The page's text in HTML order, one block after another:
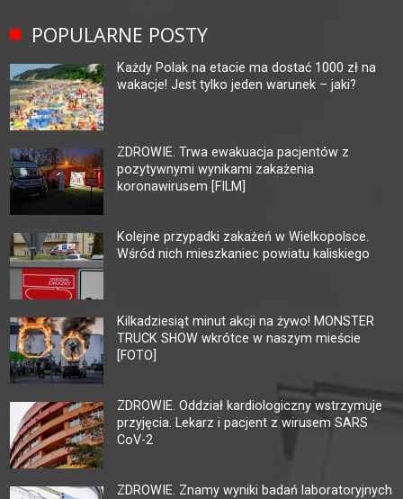
POPULARNE POSTY
Każdy Polak na etacie ma dostać 1000 zł na
wakacje! Jest tylko jeden warunek – jaki?
ZDROWIE. Trwa ewakuacja pacjentów z
pozytywnymi wynikami zakażenia
koronawirusem [FILM]
Kolejne przypadki zakażeń w Wielkopolsce.
Wśród nich mieszkaniec powiatu kaliskiego
Kilkadziesiąt minut akcji na żywo! MONSTER
TRUCK SHOW wkrótce w naszym mieście
[FOTO]
ZDROWIE. Oddział kardiologiczny wstrzymuje
przyjęcia. Lekarz i pacjent z wirusem SARS
CoV-2
ZDROWIE. Znamy wyniki badań laboratoryjnych